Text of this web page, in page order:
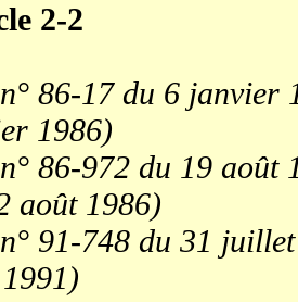
2-2
86-17 du 6 janvier
1986)
86-972 du 19
août 1986)
91-748 du 31